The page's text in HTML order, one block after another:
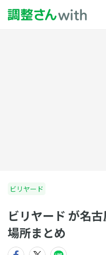
ビリヤード
ビリヤード が名
場所まとめ